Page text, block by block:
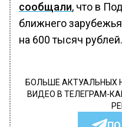
сообщали, что в
ближнего
на 600 тысяч рублей.
БОЛЬШЕ АКТУАЛЬНЫХ
ВИДЕО В ТЕЛЕГРАМ-